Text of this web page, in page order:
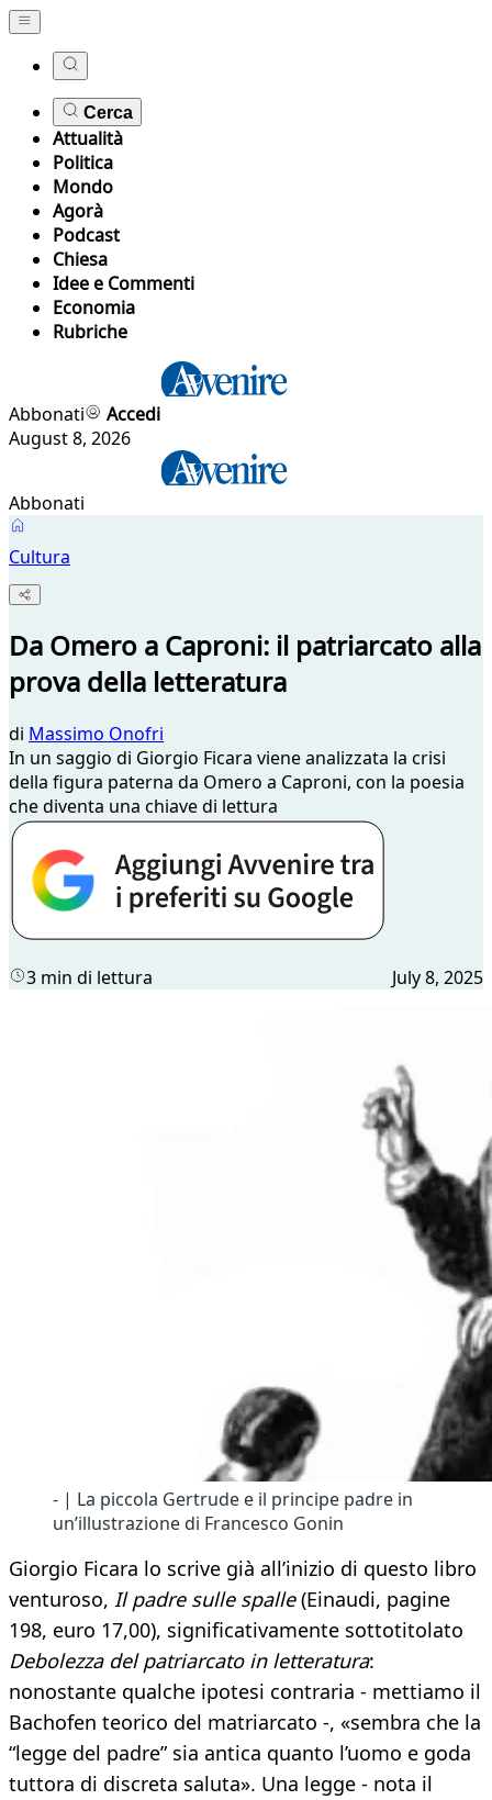
Cerca
Attualità
Politica
Mondo
Agorà
Podcast
Chiesa
Idee e Commenti
Economia
Rubriche
Abbonati
Accedi
August 8, 2026
Abbonati
Cultura
Da Omero a Caproni: il patriarcato alla
prova della letteratura
di Massimo Onofri
In un saggio di Giorgio Ficara viene analizzata la crisi
della figura paterna da Omero a Caproni, con la poesia
che diventa una chiave di lettura
3 min di lettura July 8, 2025
- | La piccola Gertrude e il principe padre in
un’illustrazione di Francesco Gonin
Giorgio Ficara lo scrive già all’inizio di questo libro
venturoso, Il padre sulle spalle(Einaudi, pagine
198, euro 17,00), significativamente sottotitolato
Debolezza del patriarcato in letteratura:
nonostante qualche ipotesi contraria - mettiamo il
Bachofen teorico del matriarcato -, «sembra che la
“legge del padre” sia antica quanto l’uomo e goda
tuttora di discreta saluta». Una legge - nota il